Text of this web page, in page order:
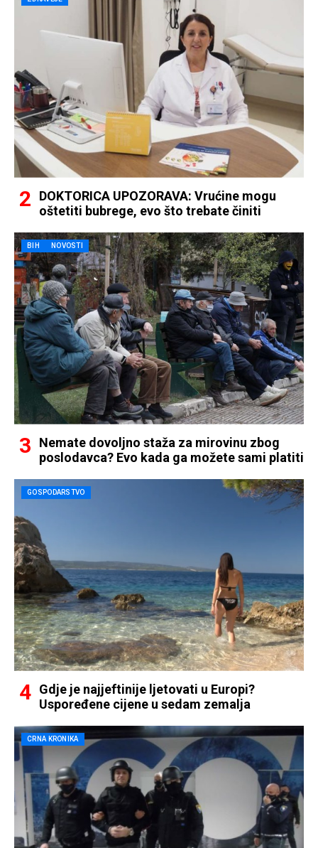
DOKTORICA UPOZORAVA: Vrućine mogu
oštetiti bubrege, evo što trebate činiti
BIH NOVOSTI
Nemate dovoljno staža za mirovinu zbog
poslodavca? Evo kada ga možete sami platiti
GOSPODARSTVO
Gdje je najjeftinije ljetovati u Europi?
Uspoređene cijene u sedam zemalja
CRNA KRONIKA